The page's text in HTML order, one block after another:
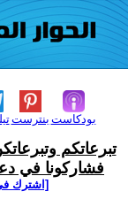
بنترست بودكاست
تبرعاتكم
فشاركونا في
[اشترك